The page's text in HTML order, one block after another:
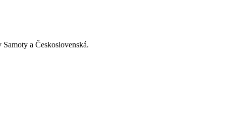
a Československá.